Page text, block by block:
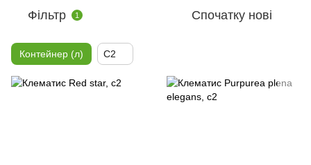
Фільтр 1 Спочатку нові
Контейнер (л) C2